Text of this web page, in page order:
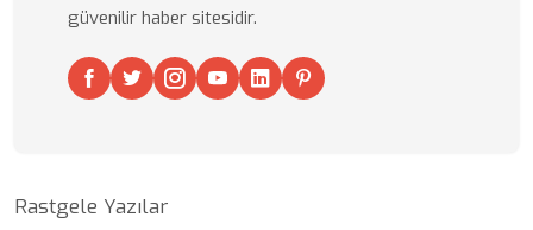
güvenilir haber sitesidir.
Rastgele Yazılar